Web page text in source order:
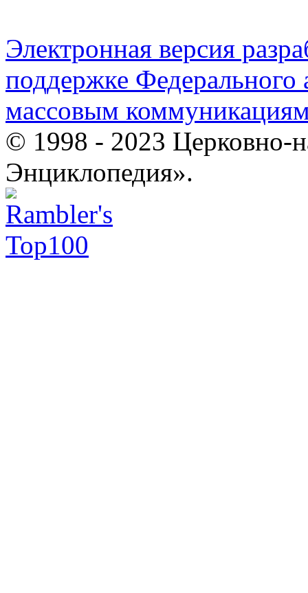
Электронная версия
поддержке Федерального
массовым
© 1998 - 2023 Церковно-
Энциклопедия».